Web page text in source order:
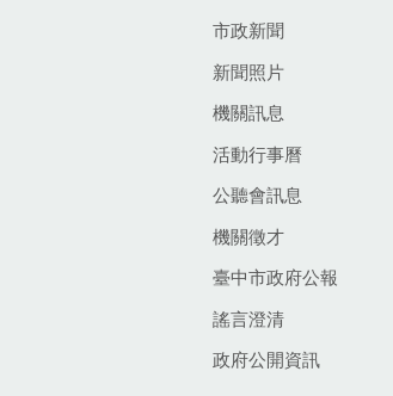
市政新聞
新聞照片
機關訊息
活動行事曆
公聽會訊息
機關徵才
臺中市政府公報
謠言澄清
政府公開資訊